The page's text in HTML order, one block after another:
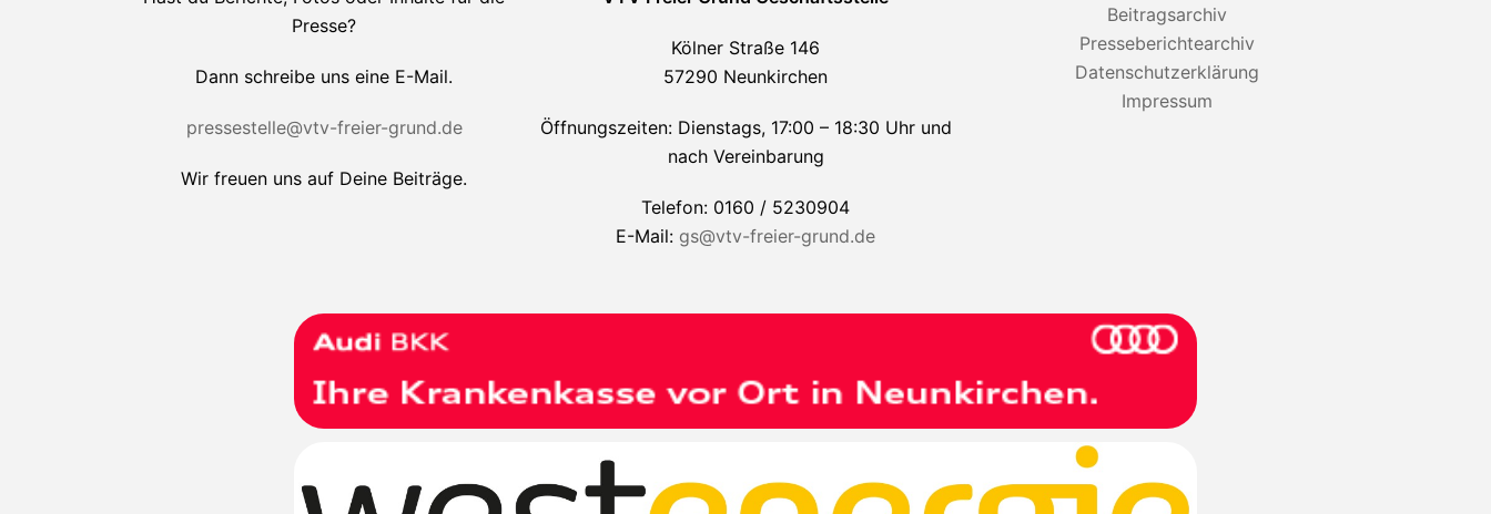
Presse?
Dann schreibe uns eine E-Mail.
pressestelle@vtv-freier-grund.de
Wir freuen uns auf Deine Beiträge.
Kölner Straße 146
57290 Neunkirchen
Öffnungszeiten: Dienstags, 17:00 – 18:30 Uhr und
nach Vereinbarung
Telefon: 0160 / 5230904
E-Mail: gs@vtv-freier-grund.de
Beitragsarchiv
Presseberichtearchiv
Datenschutzerklärung
Impressum